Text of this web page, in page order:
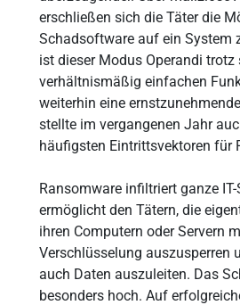
erschließen sich die Täter die
Schadsoftware auf ein System
ist dieser Modus Operandi trotz
verhältnismäßig einfachen
weiterhin eine
stellte im vergangenen Jahr
häufigsten Eintrittsvektoren für
Ransomware infiltriert ganze
ermöglicht den Tätern, die
ihren Computern oder Servern
Verschlüsselung auszusperren
auch Daten auszuleiten. Das
besonders hoch. Auf